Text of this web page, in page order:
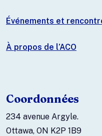
Événements et
À propos de l’ACO
Coordonnées
234 avenue Argyle.
Ottawa, ON K2P 1B9